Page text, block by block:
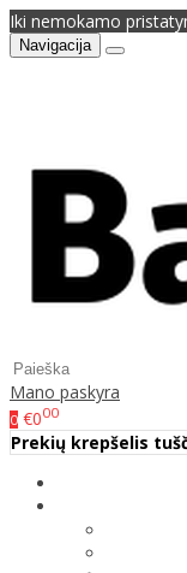
Iki nemokamo
Navigacija
Mano paskyra
0 €000
Prekių krepšelis